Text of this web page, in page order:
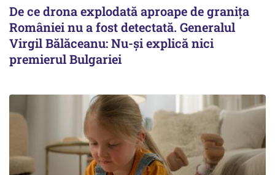
De ce drona explodată aproape de granița
României nu a fost detectată. Generalul
Virgil Bălăceanu: Nu-și explică nici
premierul Bulgariei